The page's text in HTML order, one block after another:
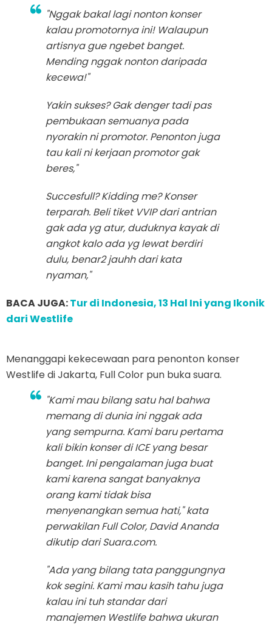
"Nggak bakal lagi nonton konser
kalau promotornya ini! Walaupun
artisnya gue ngebet banget.
Mending nggak nonton daripada
kecewa!"
Yakin sukses? Gak denger tadi pas
pembukaan semuanya pada
nyorakin ni promotor. Penonton juga
tau kali ni kerjaan promotor gak
beres,"
Succesfull? Kidding me? Konser
terparah. Beli tiket VVIP dari antrian
gak ada yg atur, duduknya kayak di
angkot kalo ada yg lewat berdiri
dulu, benar2 jauhh dari kata
nyaman,"
BACA JUGA:Tur di Indonesia, 13 Hal Ini yang Ikonik
dari Westlife
Menanggapi kekecewaan para penonton konser
Westlife di Jakarta, Full Color pun buka suara.
"Kami mau bilang satu hal bahwa
memang di dunia ini nggak ada
yang sempurna. Kami baru pertama
kali bikin konser di ICE yang besar
banget. Ini pengalaman juga buat
kami karena sangat banyaknya
orang kami tidak bisa
menyenangkan semua hati," kata
perwakilan Full Color, David Ananda
dikutip dari Suara.com.
"Ada yang bilang tata panggungnya
kok segini. Kami mau kasih tahu juga
kalau inituhstandar dari
manajemen Westlife bahwa ukuran